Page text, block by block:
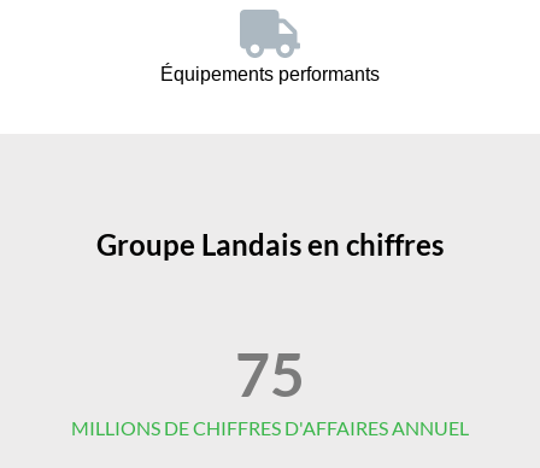
Équipements performants
Groupe Landais en chiffres
MILLIONS DE CHIFFRES D'AFFAIRES ANNUEL
75